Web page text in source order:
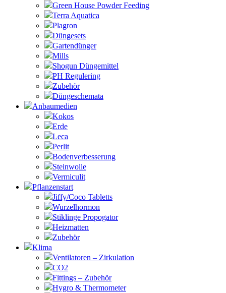
Green House Powder Feeding
Terra Aquatica
Plagron
Düngesets
Gartendünger
Mills
Shogun Düngemittel
PH Regulering
Zubehör
Düngeschemata
Anbaumedien
Kokos
Erde
Leca
Perlit
Bodenverbesserung
Steinwolle
Vermiculit
Pflanzenstart
Jiffy/Coco Tabletts
Wurzelhormon
Stiklinge Propogator
Heizmatten
Zubehör
Klima
Ventilatoren – Zirkulation
CO2
Fittings – Zubehör
Hygro & Thermometer